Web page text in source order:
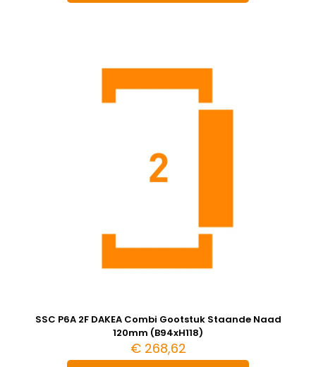
SSC P6A 2F DAKEA Combi Gootstuk Staande Naad
120mm (B94xH118)
€268,62